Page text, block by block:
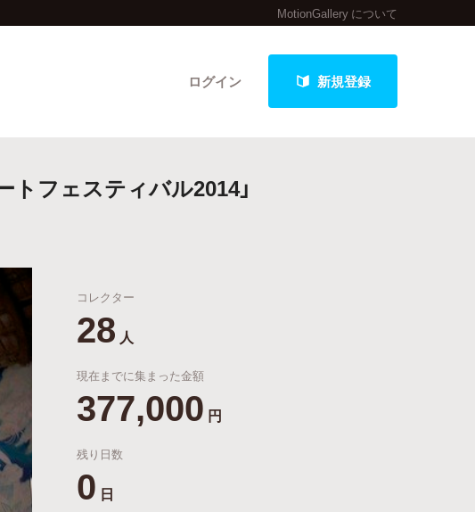
MotionGallery について
ログイン 新規登録
のプロジェクト
から探す 最新進捗報告から探す
クト
フェスティバル2014」
コレクター
28 人
現在までに集まった金額
377,000 円
残り日数
0 日